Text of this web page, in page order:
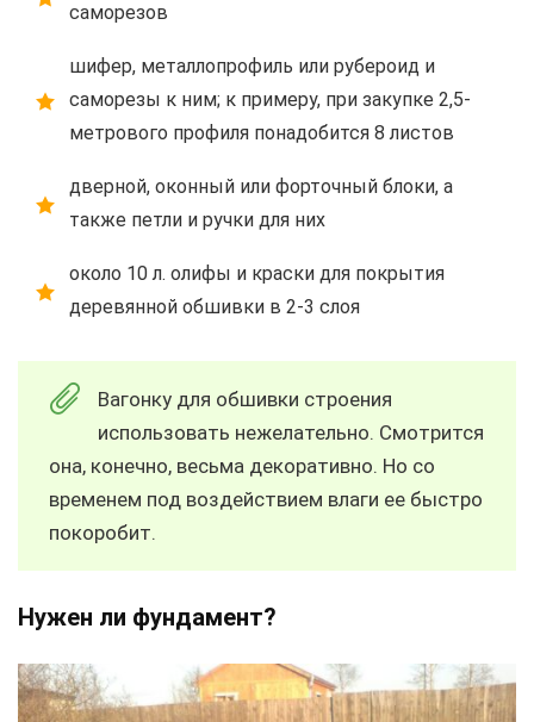
саморезов
шифер, металлопрофиль или рубероид и
саморезы к ним; к примеру, при закупке 2,5-
метрового профиля понадобится 8 листов
дверной, оконный или форточный блоки, а
также петли и ручки для них
около 10 л. олифы и краски для покрытия
деревянной обшивки в 2-3 слоя
Вагонку для обшивки строения
использовать нежелательно. Смотрится
она, конечно, весьма декоративно. Но со
временем под воздействием влаги ее быстро
покоробит.
Нужен ли фундамент?